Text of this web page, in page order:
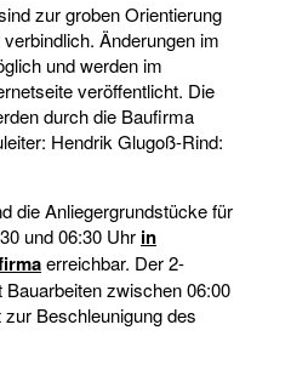
zur groben Orientierung
Änderungen im
und werden im
veröffentlicht. Die
durch die Baufirma
Hendrik Glugoß-Rind:
die Anliegergrundstücke für
und 06:30 Uhr in
erreichbar. Der 2-
zwischen 06:00
Beschleunigung des